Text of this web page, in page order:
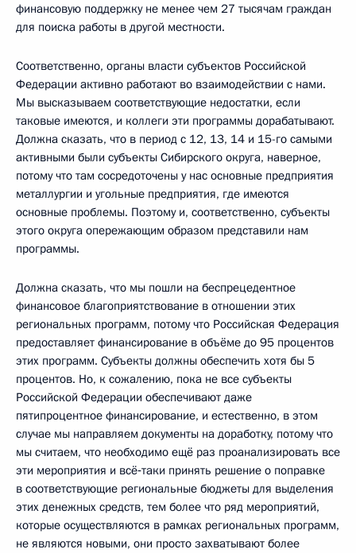
финансовую поддержку не менее чем 27 тысячам граждан
для поиска работы в другой местности.
Соответственно, органы власти субъектов Российской
Федерации активно работают во взаимодействии с нами.
Мы высказываем соответствующие недостатки, если
таковые имеются, и коллеги эти программы дорабатывают.
Должна сказать, что в период с 12, 13, 14 и 15-го самыми
активными были субъекты Сибирского округа, наверное,
потому что там сосредоточены у нас основные предприятия
металлургии и угольные предприятия, где имеются
основные проблемы. Поэтому и, соответственно, субъекты
этого округа опережающим образом представили нам
программы.
Должна сказать, что мы пошли на беспрецедентное
финансовое благоприятствование в отношении этих
региональных программ, потому что Российская Федерация
предоставляет финансирование в объёме до 95 процентов
этих программ. Субъекты должны обеспечить хотя бы 5
процентов. Но, к сожалению, пока не все субъекты
Российской Федерации обеспечивают даже
пятипроцентное финансирование, и естественно, в этом
случае мы направляем документы на доработку, потому что
мы считаем, что необходимо ещё раз проанализировать все
эти мероприятия и всё‑таки принять решение о поправке
в соответствующие региональные бюджеты для выделения
этих денежных средств, тем более что ряд мероприятий,
которые осуществляются в рамках региональных программ,
не являются новыми, они просто захватывают более